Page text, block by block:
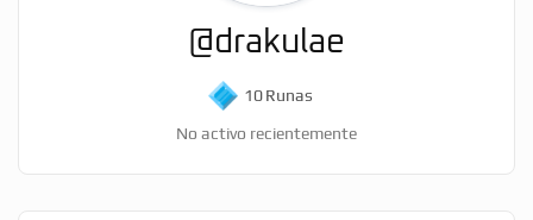
@drakulae
10Runas
No activo recientemente